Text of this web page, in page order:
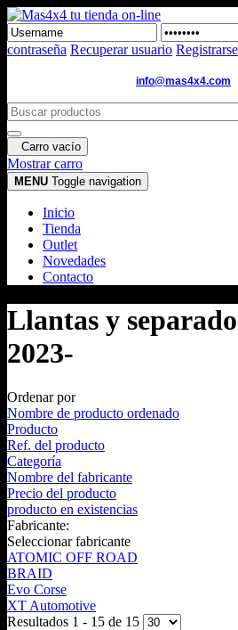
contraseña Recuperar usuario Registrarse
info@mas4x4.com
Carro vacío
Mostrar carro
MENU Toggle navigation
Inicio
Tienda
Outlet
Novedades
Contacto
Llantas y
2023-
Ordenar por
Nombre de producto ordenado
Producto
Ref. del producto
Categoría
Nombre del fabricante
Precio del producto
producto en existencias
Fabricante:
Seleccionar fabricante
ATOMIC OFF ROAD
BRAID
Evo Corse
XT Automotive
Resultados 1 - 15 de 15